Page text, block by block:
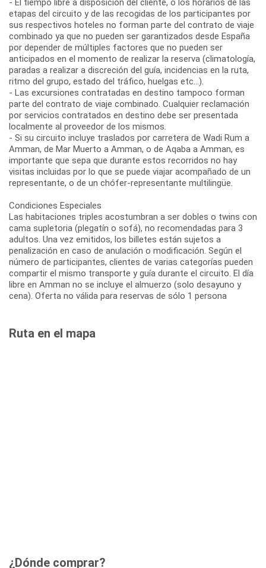
etapas del circuito y de las recogidas de los participantes por
sus respectivos hoteles no forman parte del contrato de viaje
combinado ya que no pueden ser garantizados desde España
por depender de múltiples factores que no pueden ser
anticipados en el momento de realizar la reserva (climatología,
paradas a realizar a discreción del guía, incidencias en la ruta,
ritmo del grupo, estado del tráfico, huelgas etc...).
- Las excursiones contratadas en destino tampoco forman
parte del contrato de viaje combinado. Cualquier reclamación
por servicios contratados en destino debe ser presentada
localmente al proveedor de los mismos.
- Si su circuito incluye traslados por carretera de Wadi Rum a
Amman, de Mar Muerto a Amman, o de Aqaba a Amman, es
importante que sepa que durante estos recorridos no hay
visitas incluidas por lo que se puede viajar acompañado de un
representante, o de un chófer-representante multilingüe.
Condiciones Especiales
Las habitaciones triples acostumbran a ser dobles o twins con
cama supletoria (plegatín o sofá), no recomendadas para 3
adultos. Una vez emitidos, los billetes están sujetos a
penalización en caso de anulación o modificación. Según el
número de participantes, clientes de varias categorías pueden
compartir el mismo transporte y guía durante el circuito. El día
libre en Amman no se incluye el almuerzo (solo desayuno y
cena). Oferta no válida para reservas de sólo 1 persona
Ruta en el mapa
¿Dónde comprar?